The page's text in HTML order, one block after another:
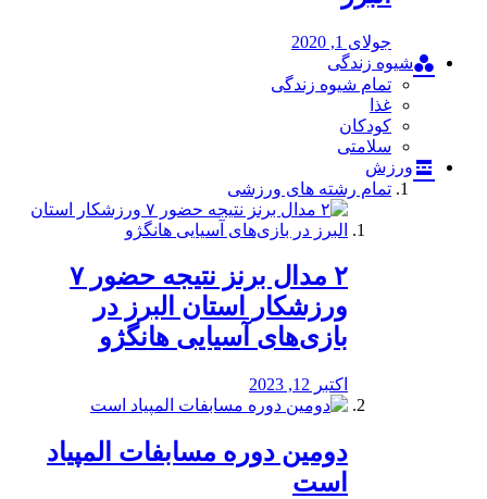
جولای 1, 2020
شیوه زندگی
تمام شیوه زندگی
غذا
کودکان
سلامتی
ورزش
تمام رشته های ورزشی
۲ مدال برنز نتیجه حضور ۷
ورزشکار استان البرز در
بازی‌های آسیایی هانگژو
اکتبر 12, 2023
دومین دوره مسابفات المپیاد
است